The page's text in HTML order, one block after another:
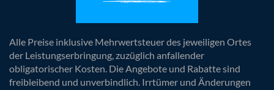
Alle Preise inklusive Mehrwertsteuer des jeweiligen Ortes
der Leistungserbringung, zuzüglich anfallender
obligatorischer Kosten. Die Angebote und Rabatte sind
freibleibend und unverbindlich. Irrtümer und Änderungen